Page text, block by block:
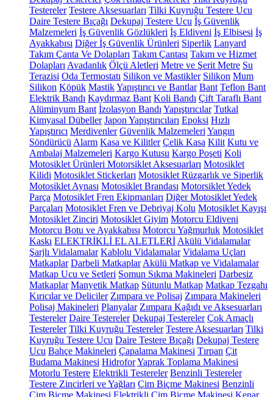
Testereler Testere Aksesuarları Tilki Kuyruğu Testere Ucu
Daire Testere Bıçağı Dekupaj Testere Ucu İş Güvenlik
Malzemeleri İş Güvenlik Gözlükleri İş Eldiveni İş Elbisesi İş
Ayakkabısı Diğer İş Güvenlik Ürünleri Siperlik Lanyard
Takım Çanta Ve Dolapları Takım Çantası Takım ve Hizmet
Dolapları Avadanlık Ölçü Aletleri Metre ve Şerit Metre Su
Terazisi Oda Termostatı Silikon ve Mastikler Silikon Mum
Silikon Köpük MastikYapıştırıcı ve Bantlar Bant Teflon Bant
Elektrik Bandı Kaydırmaz Bant Koli Bandı Çift Taraflı Bant
Alüminyum Bant İzolasyon Bandı Yapıştırıcılar Tutkal
Kimyasal Dübeller Japon Yapıştırıcıları Epoksi Hızlı
Yapıştırıcı Merdivenler Güvenlik Malzemeleri Yangın
Söndürücü Alarm Kasa ve Kilitler Çelik Kasa Kilit Kutu ve
Ambalaj Malzemeleri Kargo Kutusu Kargo Poşeti Koli
Motosiklet Ürünleri Motorsiklet Aksesuarları Motosiklet
Kilidi Motosiklet Stickerları Motosiklet Rüzgarlık ve Siperlik
Motosiklet Aynası Motosiklet Brandası Motorsiklet Yedek
Parça Motosiklet Fren Ekipmanları Diğer Motosiklet Yedek
Parçaları Motosiklet Fren ve Debriyaj Kolu Motosiklet Kayışı
Motosiklet Zinciri Motosiklet Giyim Motorcu Eldiveni
Motorcu Botu ve Ayakkabısı Motorcu Yağmurluk Motosiklet
Kaskı ELEKTRİKLİ EL ALETLERİ Akülü Vidalamalar
Şarjlı Vidalamalar Kablolu Vidalamalar Vidalama Uçları
Matkaplar Darbeli Matkaplar Akülü Matkap ve Vidalamalar
Matkap Ucu ve Setleri Somun Sıkma Makineleri Darbesiz
Matkaplar Manyetik Matkap Sütunlu Matkap Matkap Tezgahı
Kırıcılar ve Deliciler Zımpara ve Polisaj Zımpara Makineleri
Polisaj Makineleri Planyalar Zımpara Kağıdı ve Aksesuarları
Testereler Daire Testereler Dekupaj Testereler Çok Amaçlı
Testereler Tilki Kuyruğu Testereler Testere Aksesuarları Tilki
Kuyruğu Testere Ucu Daire Testere Bıçağı Dekupaj Testere
Ucu Bahçe Makineleri Çapalama Makinesi Tırpan Çit
Budama Makinesi HidroforYaprak Toplama Makinesi
Motorlu Testere Elektrikli Testereler Benzinli Testereler
Testere Zincirleri ve Yağları Çim Biçme Makinesi Benzinli
Çim Biçme Makinesi Elektrikli Çim Biçme Makinesi Kenar